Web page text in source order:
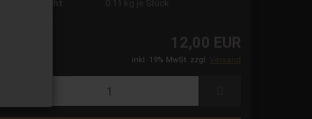
0.11 kg je Stück
12,00 EUR
inkl. 19% MwSt. zzgl. Versand